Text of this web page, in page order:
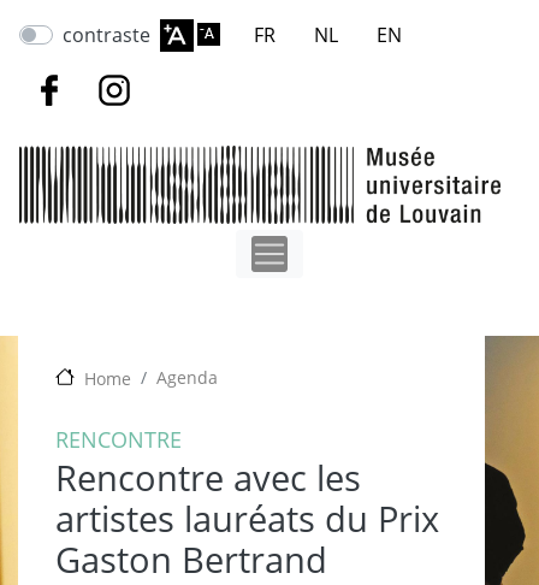
au
contraste FR NL EN
Home Agenda
RENCONTRE
Rencontre avec les
artistes lauréats du Prix
Gaston Bertrand